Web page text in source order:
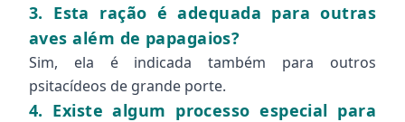
3. Esta ração é adequada para outras
aves além de papagaios?
Sim, ela é indicada também para outros
psitacídeos de grande porte.
4. Existe algum processo especial para